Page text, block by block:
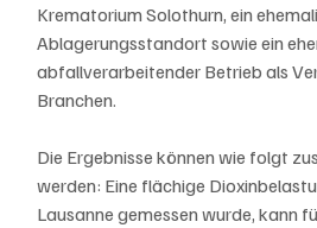
Krematorium Solothurn, ein
Ablagerungsstandort sowie ein
abfallverarbeitender Betrieb als
Branchen.
Die Ergebnisse können wie folgt
werden: Eine flächige
Lausanne gemessen wurde, kann